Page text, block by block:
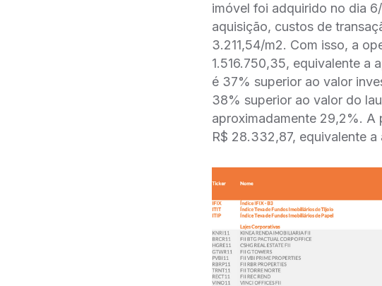
imóvel foi adquirido no dia
aquisição, custos de
3.211,54/m2. Com isso, a
1.516.750,35, equivalente a
é 37% superior ao valor
38% superior ao valor do
aproximadamente 29,2%. A
R$ 28.332,87, equivalente